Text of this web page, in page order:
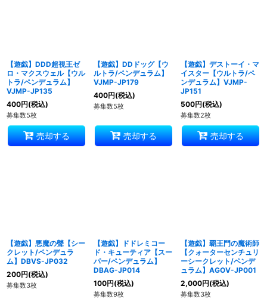
【遊戯】DDD超視王ゼ
ロ・マクスウェル【ウル
トラ/ペンデュラム】
VJMP-JP135
400円(税込)
募集数5枚
売却する
【遊戯】DDドッグ【ウ
ルトラ/ペンデュラム】
VJMP-JP179
400円(税込)
募集数5枚
売却する
【遊戯】デストーイ・マ
イスター【ウルトラ/ペ
ンデュラム】VJMP-
JP151
500円(税込)
募集数2枚
売却する
【遊戯】悪魔の聲【シー
クレット/ペンデュラ
ム】DBVS-JP032
200円(税込)
募集数3枚
【遊戯】ドドレミコー
ド・キューティア【スー
パー/ペンデュラム】
DBAG-JP014
100円(税込)
募集数9枚
【遊戯】覇王門の魔術師
【クォーターセンチュリ
ーシークレット/ペンデ
ュラム】AGOV-JP001
2,000円(税込)
募集数3枚